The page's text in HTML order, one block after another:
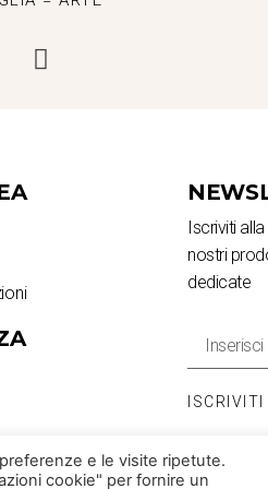
Iscriviti
nostri
dedicate
e le visite ripetute.
cookie" per fornire un